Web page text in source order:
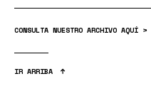
CONSULTA NUESTRO ARCHIVO AQUÍ >
IR ARRIBA